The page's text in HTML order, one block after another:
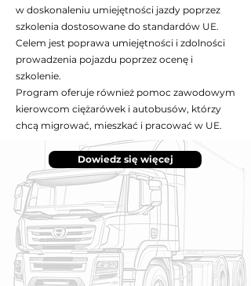
w doskonaleniu umiejętności jazdy poprzez
szkolenia dostosowane do standardów UE.
Celem jest poprawa umiejętności i zdolności
prowadzenia pojazdu poprzez ocenę i
szkolenie.
Program oferuje również pomoc zawodowym
kierowcom ciężarówek i autobusów, którzy
chcą migrować, mieszkać i pracować w UE.
Dowiedz się więcej